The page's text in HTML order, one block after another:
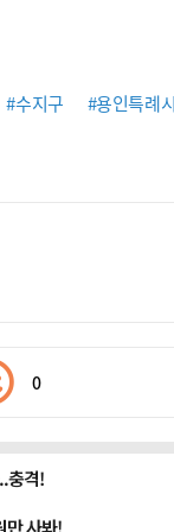
#수지구 #용인특례
0